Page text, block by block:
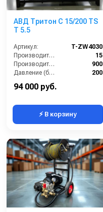
АВД Тритон C 15/200 TS
T 5.5
Артикул:
T-ZW4030
Производительность (л/мин):
15
Производительность (л/ч):
900
Давление (бар):
200
94 000 руб.
⚡ В корзину